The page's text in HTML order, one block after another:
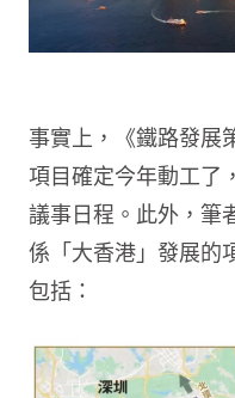
事實上，《鐵路發展
項目確定今年動工了
議事日程。此外，筆
係「大香港」發展的
包括：